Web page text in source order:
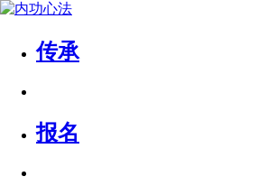
传承
报名